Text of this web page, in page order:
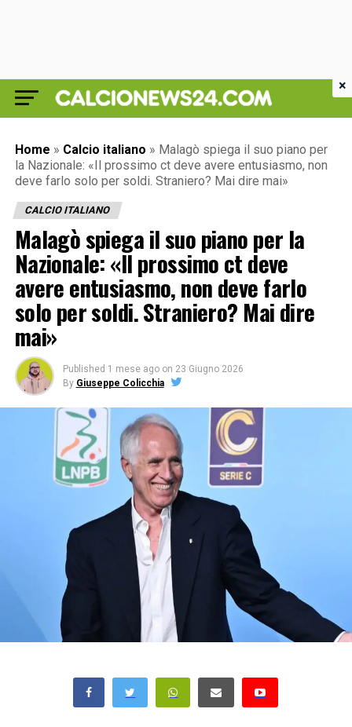
Home » Calcio italiano » Malagò spiega il suo piano per
la Nazionale: «Il prossimo ct deve avere entusiasmo, non
deve farlo solo per soldi. Straniero? Mai dire mai»
CALCIO ITALIANO
Malagò spiega il suo piano per la
Nazionale: «Il prossimo ct deve
avere entusiasmo, non deve farlo
solo per soldi. Straniero? Mai dire
mai»
Published 1 mese ago on 23 Giugno 2026
By Giuseppe Colicchia
×